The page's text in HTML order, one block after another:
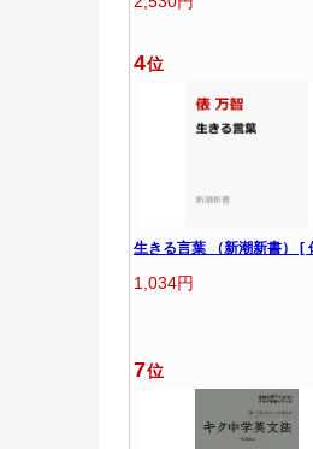
4位
生きる言葉 （新潮新書） [
1,034円
7位